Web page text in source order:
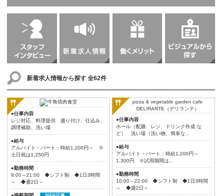
新着求人情報から探す 全62件
●仕事内容
レジ対応、料理提供 盛り付け、仕込み、
調理補助、洗い場
●給与
アルバイト・パート：時給1,200円～ ※
土日祝は1,250円
●勤務時間
9:00～21:00 ◆シフト制 ◆1日3時間
～ ◆週2日～
●仕事内容
ホール（配膳、レジ、ドリンク作成 な
ど） 洗い場（洗い物、簡単な...
●給与
アルバイト・パート：時給1,200円～
1,300円 ※試用期間は...
●勤務時間
10:00～22:00 ◆シフト制 ◆1日3時間
～ ◆週2日～